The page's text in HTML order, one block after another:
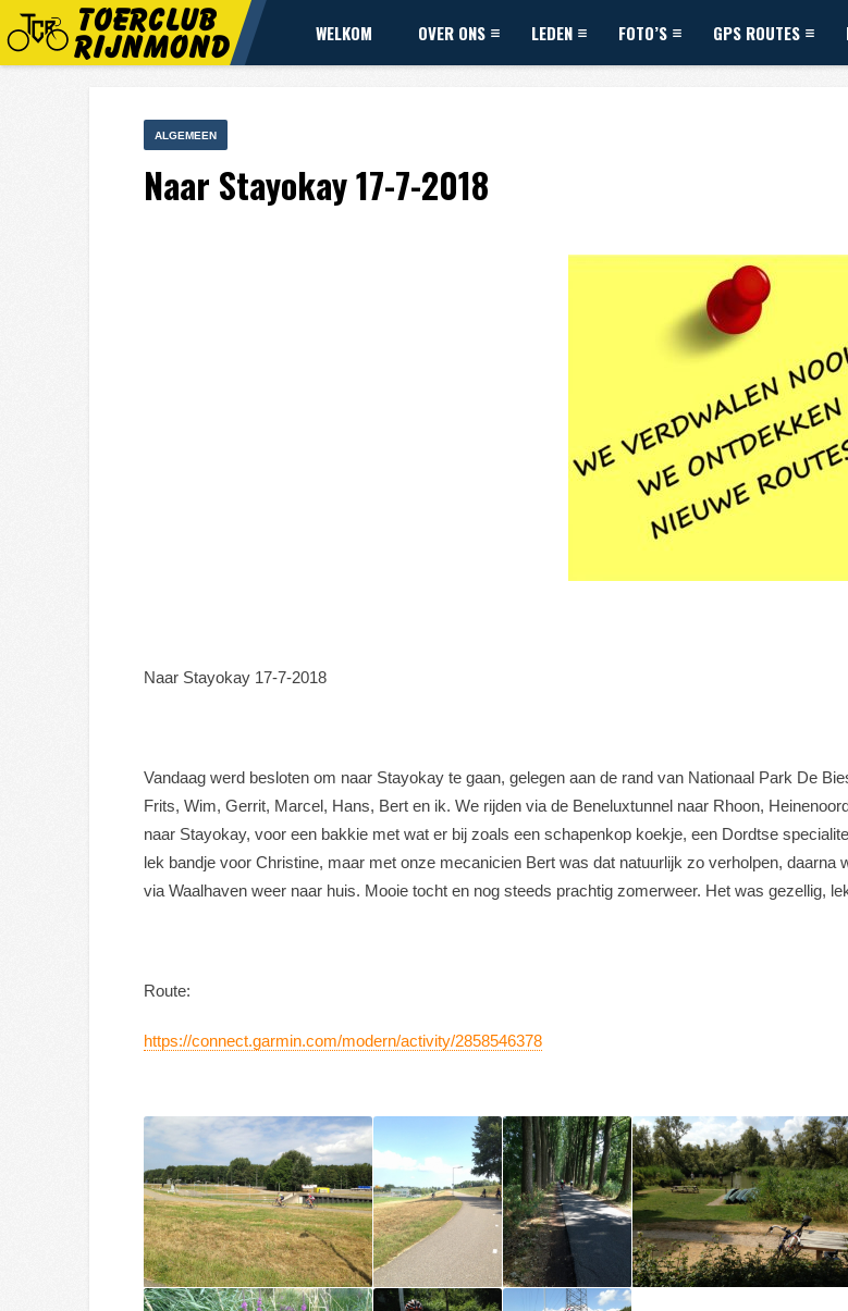
WELKOM OVER ONS LEDEN FOTO’S GPS ROUTES
ALGEMEEN
Naar Stayokay 17-7-2018
Naar Stayokay 17-7-2018
Vandaag werd besloten om naar Stayokay te gaan, gelegen aan de rand van Nationaal Park De
Frits, Wim, Gerrit, Marcel, Hans, Bert en ik. We rijden via de Beneluxtunnel naar Rhoon,
naar Stayokay, voor een bakkie met wat er bij zoals een schapenkop koekje, een Dordtse
lek bandje voor Christine, maar met onze mecanicien Bert was dat natuurlijk zo verholpen,
via Waalhaven weer naar huis. Mooie tocht en nog steeds prachtig zomerweer. Het was gezellig,
Route:
https://connect.garmin.com/modern/activity/2858546378